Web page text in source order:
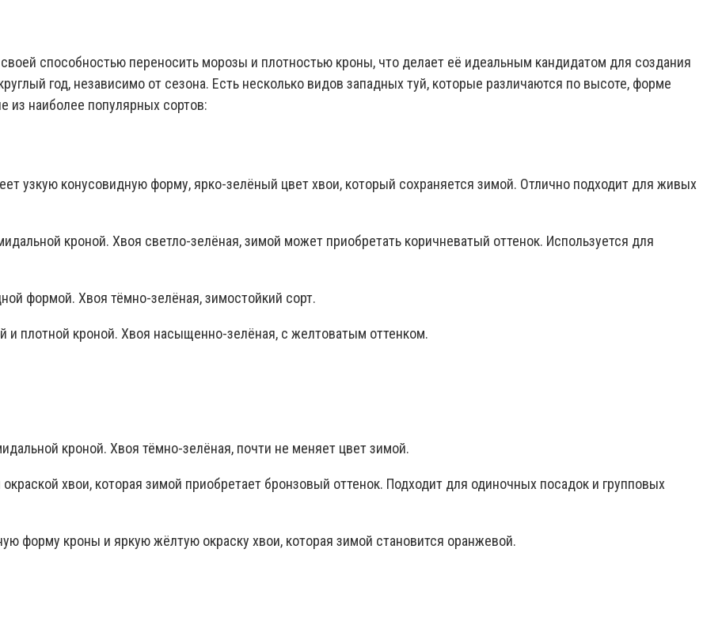
способностью переносить морозы и плотностью кроны, что делает её идеальным кандидатом для создания
год, независимо от сезона. Есть несколько видов западных туй, которые различаются по высоте, форме
из наиболее популярных сортов:
узкую конусовидную форму, ярко-зелёный цвет хвои, который сохраняется зимой. Отлично подходит для живых
кроной. Хвоя светло-зелёная, зимой может приобретать коричневатый оттенок. Используется для
формой. Хвоя тёмно-зелёная, зимостойкий сорт.
и плотной кроной. Хвоя насыщенно-зелёная, с желтоватым оттенком.
кроной. Хвоя тёмно-зелёная, почти не меняет цвет зимой.
хвои, которая зимой приобретает бронзовый оттенок. Подходит для одиночных посадок и групповых
форму кроны и яркую жёлтую окраску хвои, которая зимой становится оранжевой.